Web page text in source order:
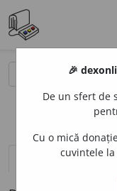
definiții (1)
🎉
De un sfert de
Cu o mică
cuvintele